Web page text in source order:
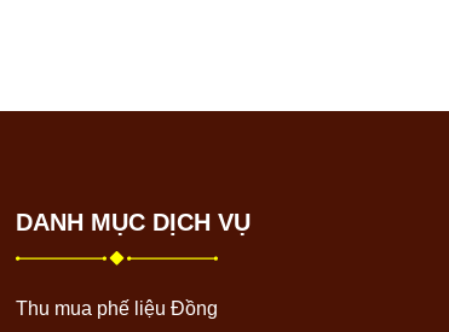
DANH MỤC DỊCH VỤ
Thu mua phế liệu Đồng